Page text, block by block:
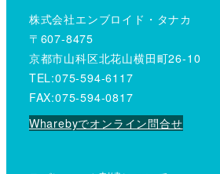
株式会社エンブロイド・タナカ
〒607-8475
京都市山科区北花山横田町26-10
TEL:075-594-6117
FAX:075-594-0817
Wharebyでオンライン問合せ